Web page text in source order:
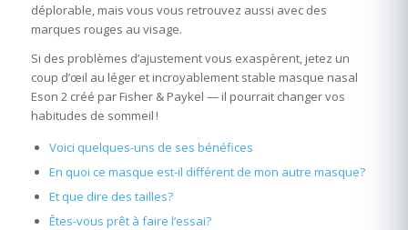
déplorable, mais vous vous retrouvez aussi avec des
marques rouges au visage.
Si des problèmes d’ajustement vous exaspèrent, jetez un
coup d’œil au léger et incroyablement stable masque nasal
Eson 2 créé par Fisher & Paykel — il pourrait changer vos
habitudes de sommeil !
Voici quelques-uns de ses bénéfices
En quoi ce masque est-il différent de mon autre masque?
Et que dire des tailles?
Êtes-vous prêt à faire l’essai?